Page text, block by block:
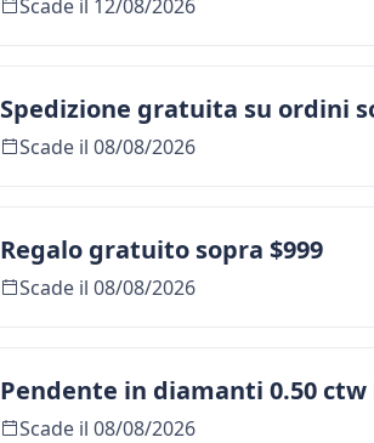
Scade il 12/08/2026
Spedizione gratuita su ordini
Scade il 08/08/2026
Regalo gratuito sopra $999
Scade il 08/08/2026
Pendente in diamanti 0.50
Scade il 08/08/2026